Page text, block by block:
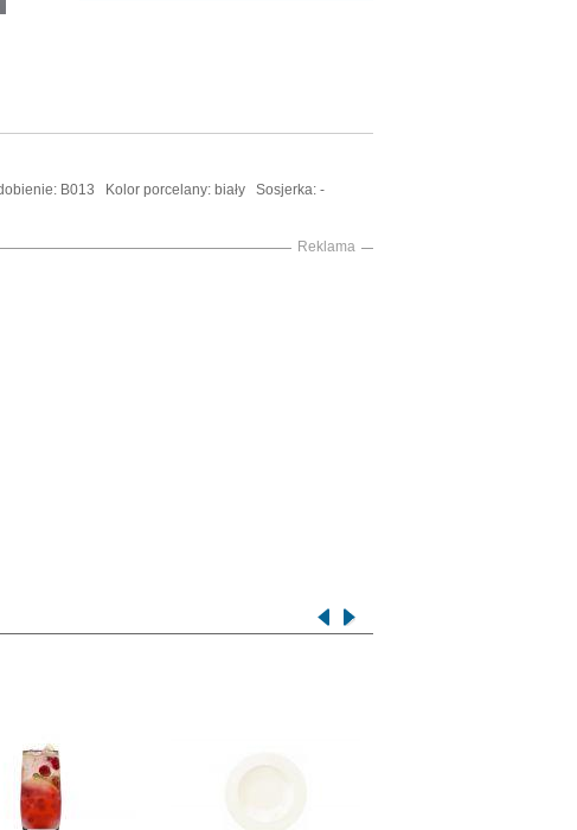
B013 Kolor porcelany: biały Sosjerka: -
Reklama